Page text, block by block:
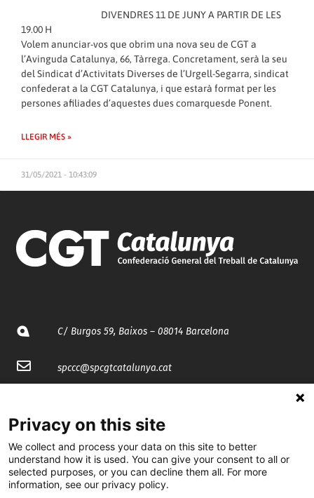
DIVENDRES 11 DE JUNY A PARTIR DE LES
19.00 H
Volem anunciar-vos que obrim una nova seu de CGT a
l’Avinguda Catalunya, 66, Tàrrega. Concretament, serà la seu
del Sindicat d’Activitats Diverses de l’Urgell-Segarra, sindicat
confederat a la CGT Catalunya, i que estarà format per les
persones afiliades d’aquestes dues comarquesde Ponent.
LLEGIR MÉS »
31/05/2021 - 10:43:09
C/ Burgos 59, Baixos – 08014 Barcelona
spccc@spcgtcatalunya.cat
@CGTCatalunya
cgtcatalunya
Privacy on this site
We collect and process your data on this site to better
understand how it is used. You can give your consent to all or
selected purposes, or you can decline them all. For more
information, see our privacy policy.